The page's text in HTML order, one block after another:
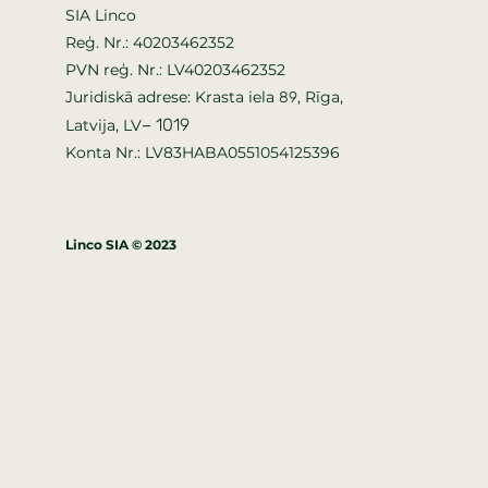
SIA Linco
Reģ. Nr.: 40203462352
PVN reģ. Nr.: LV40203462352
Juridiskā adrese: Krasta iela89, Rīga,
Latvija, LV– 1019
Konta Nr.: LV83HABA0551054125396
Linco SIA © 2023